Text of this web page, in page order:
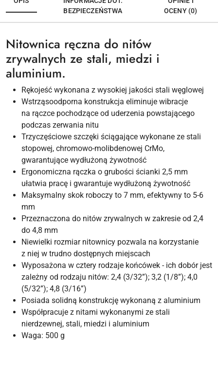
BEZPIECZEŃSTWA
OCENY (0)
Nitownica ręczna do nitów
zrywalnych ze stali, miedzi i
aluminium.
Rękojeść wykonana z wysokiej jakości stali węglowej
Wstrząsoodporna konstrukcja eliminuje wibracje
na rączce pochodzące od uderzenia powstającego
podczas zerwania nitu
Trzyczęściowe szczęki ściągające wykonane ze stali
stopowej, chromowo-molibdenowej CrMo,
gwarantujące wydłużoną żywotność
Ergonomiczna rączka o grubości ścianki 2,5 mm
ułatwia pracę i gwarantuje wydłużoną żywotność
Maksymalny skok roboczy to 7 mm, efektywny to 5-6
mm
Przeznaczona do nitów zrywalnych w zakresie od 2,4
do 4,8 mm
Niewielki rozmiar nitownicy pozwala na korzystanie
z niej w trudno dostępnych miejscach
Wyposażona w cztery rodzaje końcówek - ich dobór jest
zależny od rodzaju nitów: 2,4 (3/32”); 3,2 (1/8”); 4,0
(5/32”); 4,8 (3/16”)
Posiada solidną konstrukcję wykonaną z aluminium
Współpracuje z nitami wykonanymi ze stali
nierdzewnej, stali, miedzi i aluminium
Waga: 500 g